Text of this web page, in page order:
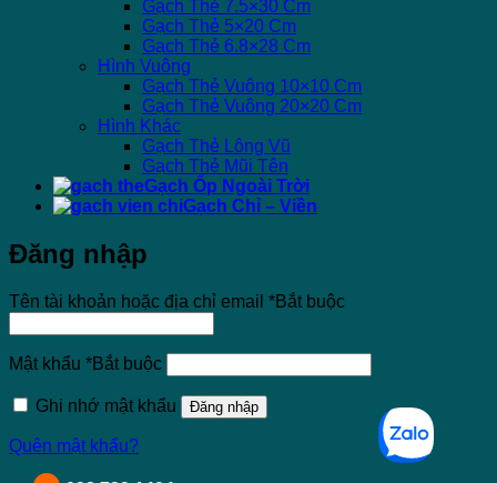
Gạch Thẻ 7.5×30 Cm
Gạch Thẻ 5×20 Cm
Gạch Thẻ 6.8×28 Cm
Hình Vuông
Gạch Thẻ Vuông 10×10 Cm
Gạch Thẻ Vuông 20×20 Cm
Hình Khác
Gạch Thẻ Lông Vũ
Gạch Thẻ Mũi Tên
Gạch Ốp Ngoài Trời
Gạch Chỉ – Viền
Đăng nhập
Tên tài khoản hoặc địa chỉ email *Bắt buộc
Mật khẩu *Bắt buộc
Ghi nhớ mật khẩu Đăng nhập
Quên mật khẩu?